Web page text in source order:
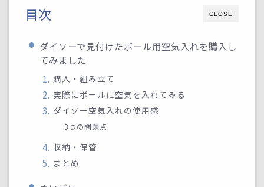
CLOSE
目次
ダイソーで見付けたボール用空気入れを購入し
てみました
購入・組み立て
実際にボールに空気を入れてみる
ダイソー空気入れの使用感
3つの問題点
収納・保管
まとめ